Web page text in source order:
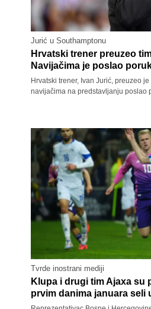
Jurić u Southamptonu
Hrvatski trener preuzeo
Navijačima je poslao
Hrvatski trener, Ivan Jurić, preuzeo
navijačima na predstavljanju poslao
Tvrde inostrani mediji
Klupa i drugi tim Ajaxa su
prvim danima januara seli